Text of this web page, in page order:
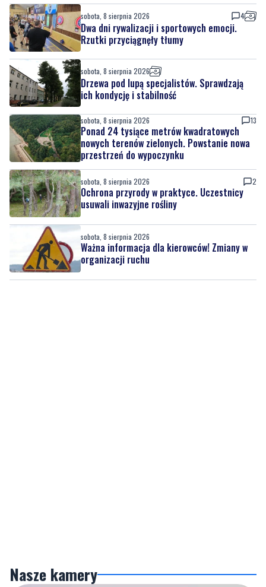
sobota, 8 sierpnia 2026 4
Dwa dni rywalizacji i sportowych emocji.
Rzutki przyciągnęły tłumy
sobota, 8 sierpnia 2026
Drzewa pod lupą specjalistów. Sprawdzają
ich kondycję i stabilność
sobota, 8 sierpnia 2026 13
Ponad 24 tysiące metrów kwadratowych
nowych terenów zielonych. Powstanie nowa
przestrzeń do wypoczynku
sobota, 8 sierpnia 2026 2
Ochrona przyrody w praktyce. Uczestnicy
usuwali inwazyjne rośliny
sobota, 8 sierpnia 2026
Ważna informacja dla kierowców! Zmiany w
organizacji ruchu
Nasze kamery